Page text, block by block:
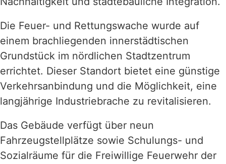
Die Feuer- und Rettungswache wurde auf
einem brachliegenden innerstädtischen
Grundstück im nördlichen Stadtzentrum
errichtet. Dieser Standort bietet eine günstige
Verkehrsanbindung und die Möglichkeit, eine
langjährige Industriebrache zu revitalisieren.
Das Gebäude verfügt über neun
Fahrzeugstellplätze sowie Schulungs- und
Sozialräume für die Freiwillige Feuerwehr der